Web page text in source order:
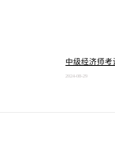
中级经济师
2024-08-29